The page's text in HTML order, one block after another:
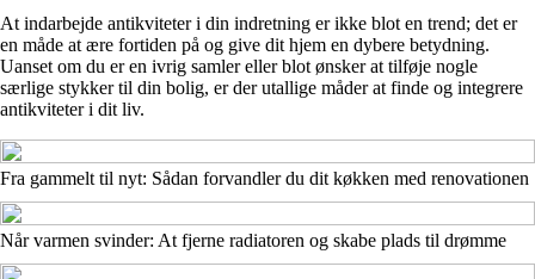
At indarbejde antikviteter i din indretning er ikke blot en trend; det er
en måde at ære fortiden på og give dit hjem en dybere betydning.
Uanset om du er en ivrig samler eller blot ønsker at tilføje nogle
særlige stykker til din bolig, er der utallige måder at finde og integrere
antikviteter i dit liv.
Fra gammelt til nyt: Sådan forvandler du dit køkken med renovationen
Når varmen svinder: At fjerne radiatoren og skabe plads til drømme